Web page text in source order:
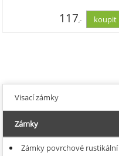
117,-
Visací zámky
Zámky
Zámky povrchové rustikální